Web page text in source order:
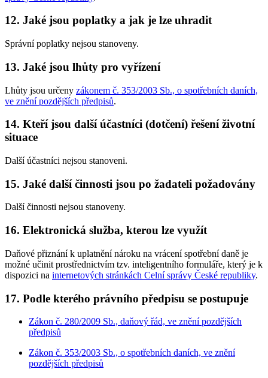
12. Jaké jsou poplatky a jak je lze uhradit
Správní poplatky nejsou stanoveny.
13. Jaké jsou lhůty pro vyřízení
Lhůty jsou určeny zákonem č. 353/2003 Sb., o spotřebních daních,
ve znění pozdějších předpisů.
14. Kteří jsou další účastníci (dotčení) řešení životní
situace
Další účastníci nejsou stanoveni.
15. Jaké další činnosti jsou po žadateli požadovány
Další činnosti nejsou stanoveny.
16. Elektronická služba, kterou lze využít
Daňové přiznání k uplatnění nároku na vrácení spotřební daně je
možné učinit prostřednictvím tzv. inteligentního formuláře, který je k
dispozici na internetových stránkách Celní správy České republiky.
17. Podle kterého právního předpisu se postupuje
Zákon č. 280/2009 Sb., daňový řád, ve znění pozdějších
předpisů
Zákon č. 353/2003 Sb., o spotřebních daních, ve znění
pozdějších předpisů